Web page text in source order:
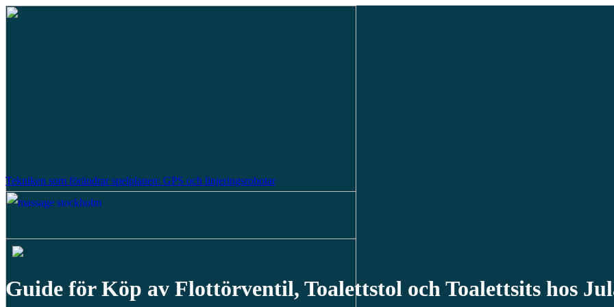
Tekniken som förändrar spelplanen: GPS och linjeringsrobotar
Guide för Köp av Flottörventil, Toalettstol och Toalettsits hos